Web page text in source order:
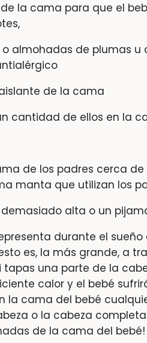
la cama para que el
almohadas de plumas u
de la cama
cantidad de ellos en la
de los padres cerca de
manta que utilizan los
alta o un
durante el sueño
es, la más grande, a
tapas una parte de la
calor y el bebé
la cama del bebé
o la cabeza
de la cama del